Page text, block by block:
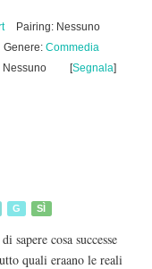
Pairing: Nessuno
Genere: Commedia
Nessuno [Segnala]
G SÌ
sapere cosa successe
quali eraano le reali